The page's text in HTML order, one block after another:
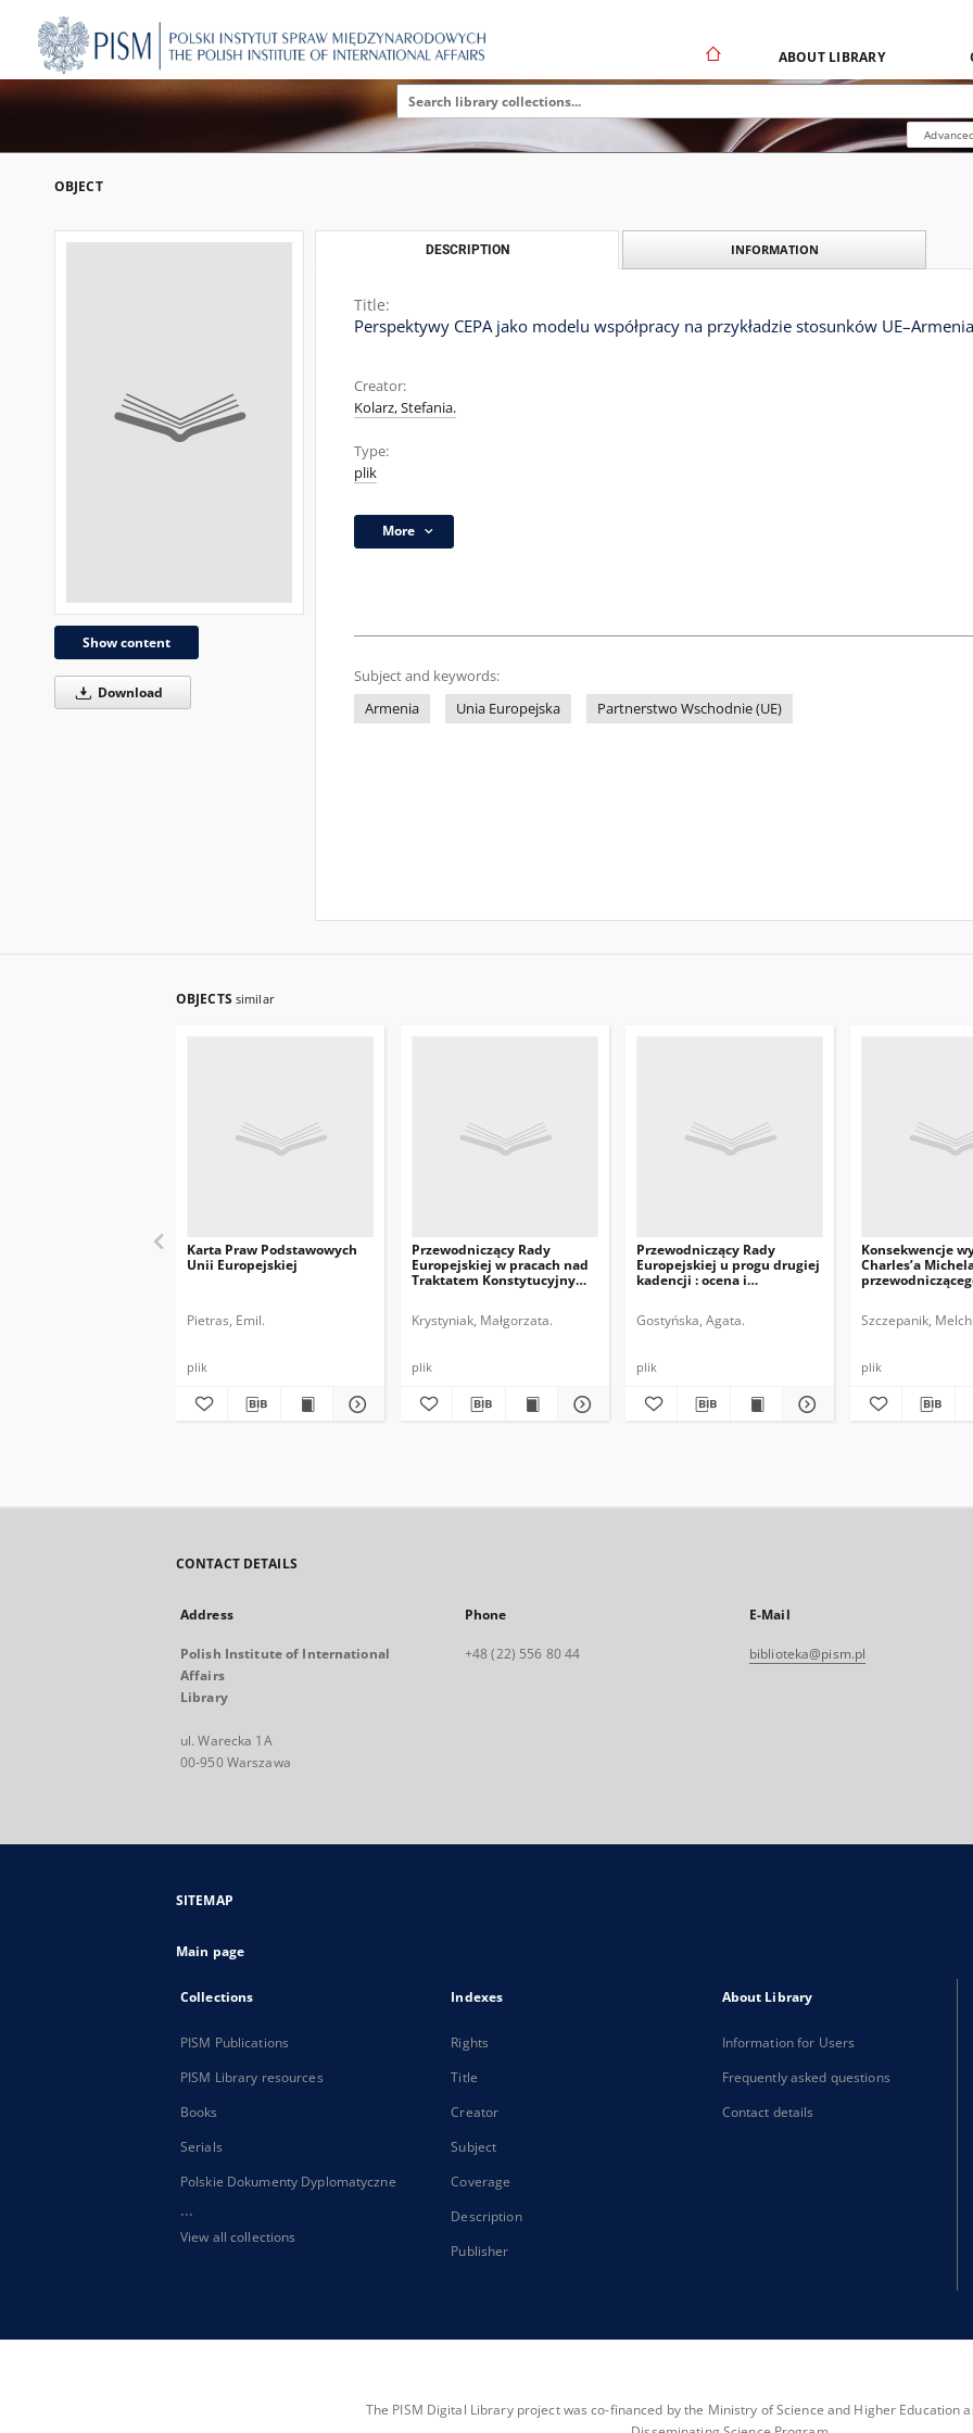
ABOUT LIBRARY
OBJECT
Show content
Download
DESCRIPTION INFORMATION
Title:
Perspektywy CEPA jako modelu współpracy na przykładzie stosunków UE–Armenia
Creator:
Kolarz, Stefania.
Type:
plik
More
Subject and keywords:
Armenia
Unia Europejska Partnerstwo Wschodnie (UE)
OBJECTS similar
Karta Praw Podstawowych
Unii Europejskiej
Pietras, Emil.
plik
Przewodniczący Rady
Europejskiej w pracach nad
Traktatem Konstytucyjnym
Krystyniak, Małgorzata.
plik
Przewodniczący Rady
Europejskiej u progu drugiej
kadencji : ocena i
Gostyńska, Agata.
plik
Konsekwencje
Charles’a
Szczepanik,
plik
CONTACT DETAILS
Address
Polish Institute of International
Affairs
Library
ul. Warecka 1A
00-950 Warszawa
Phone
+48 (22) 556 80 44
E-Mail
biblioteka@pism.pl
SITEMAP
Main page
Collections
PISM Publications
PISM Library resources
Books
Serials
Polskie Dokumenty Dyplomatyczne
...
View all collections
Indexes
Rights
Title
Creator
Subject
Coverage
Description
Publisher
About Library
Information for Users
Frequently asked questions
Contact details
The PISM Digital Library project was co-financed by the Ministry of Science and Higher Education